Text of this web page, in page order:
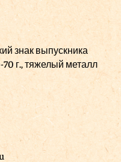
знак выпускника
70 г., тяжелый металл